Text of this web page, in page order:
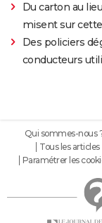
Du carton au
misent sur
Des policiers
conducteurs
Qui sommes-nous
Tous les articles
Paramétrer les